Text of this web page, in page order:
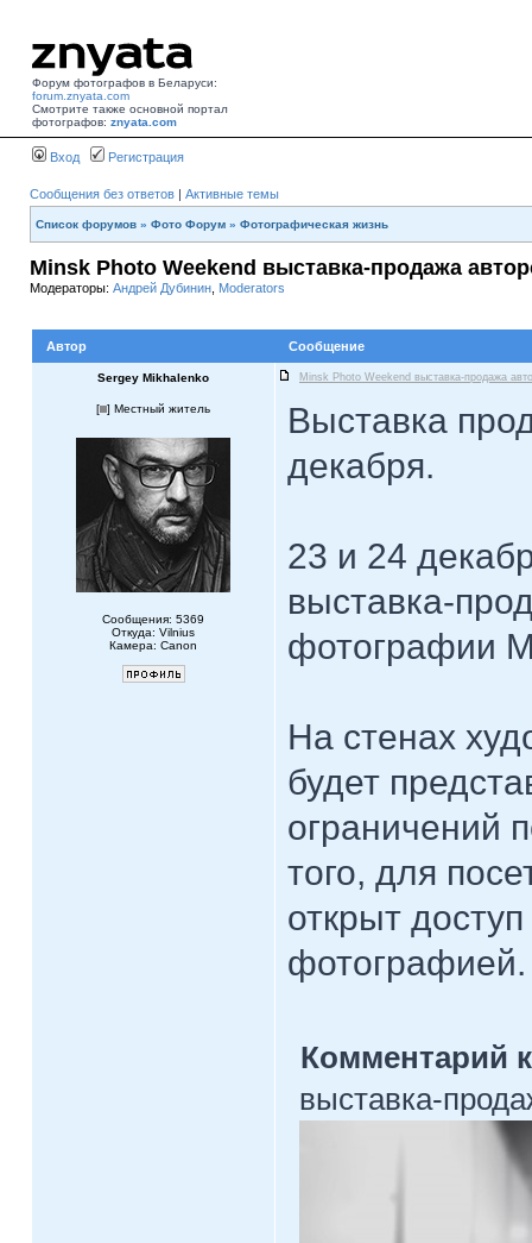
Форум фотографов в Беларуси:
forum.znyata.com
Смотрите также основной портал
фотографов: znyata.com
Вход Регистрация
Сообщения без ответов | Активные темы
Список форумов » Фото Форум » Фотографическая жизнь
Minsk Photo Weekend выставка-продажа
Модераторы: Андрей Дубинин Moderators
Автор Сообщение
Sergey Mikhalenko Minsk Photo Weekend выставка-продажа
[ ] Местный житель
Сообщения: 5369
Откуда: Vilnius
Камера: Canon
Выставка
декабря.
23 и 24
выставка-
фотографии
На стенах
будет
ограничений
того, для
открыт
фотографией.
Комментарий
выставка-